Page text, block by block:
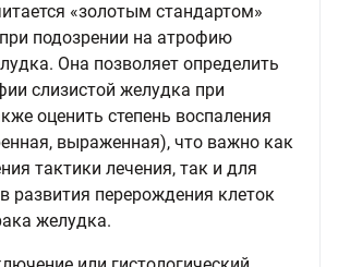
«золотым стандартом»
подозрении на атрофию
Она позволяет определить
слизистой желудка при
оценить степень воспаления
выраженная), что важно как
тактики лечения, так и для
развития перерождения клеток
желудка.